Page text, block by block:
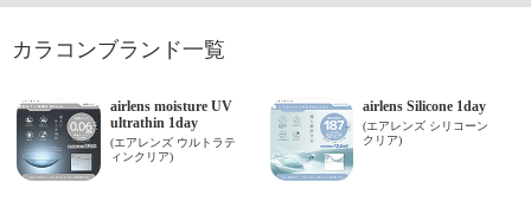
カラコンブランド一覧